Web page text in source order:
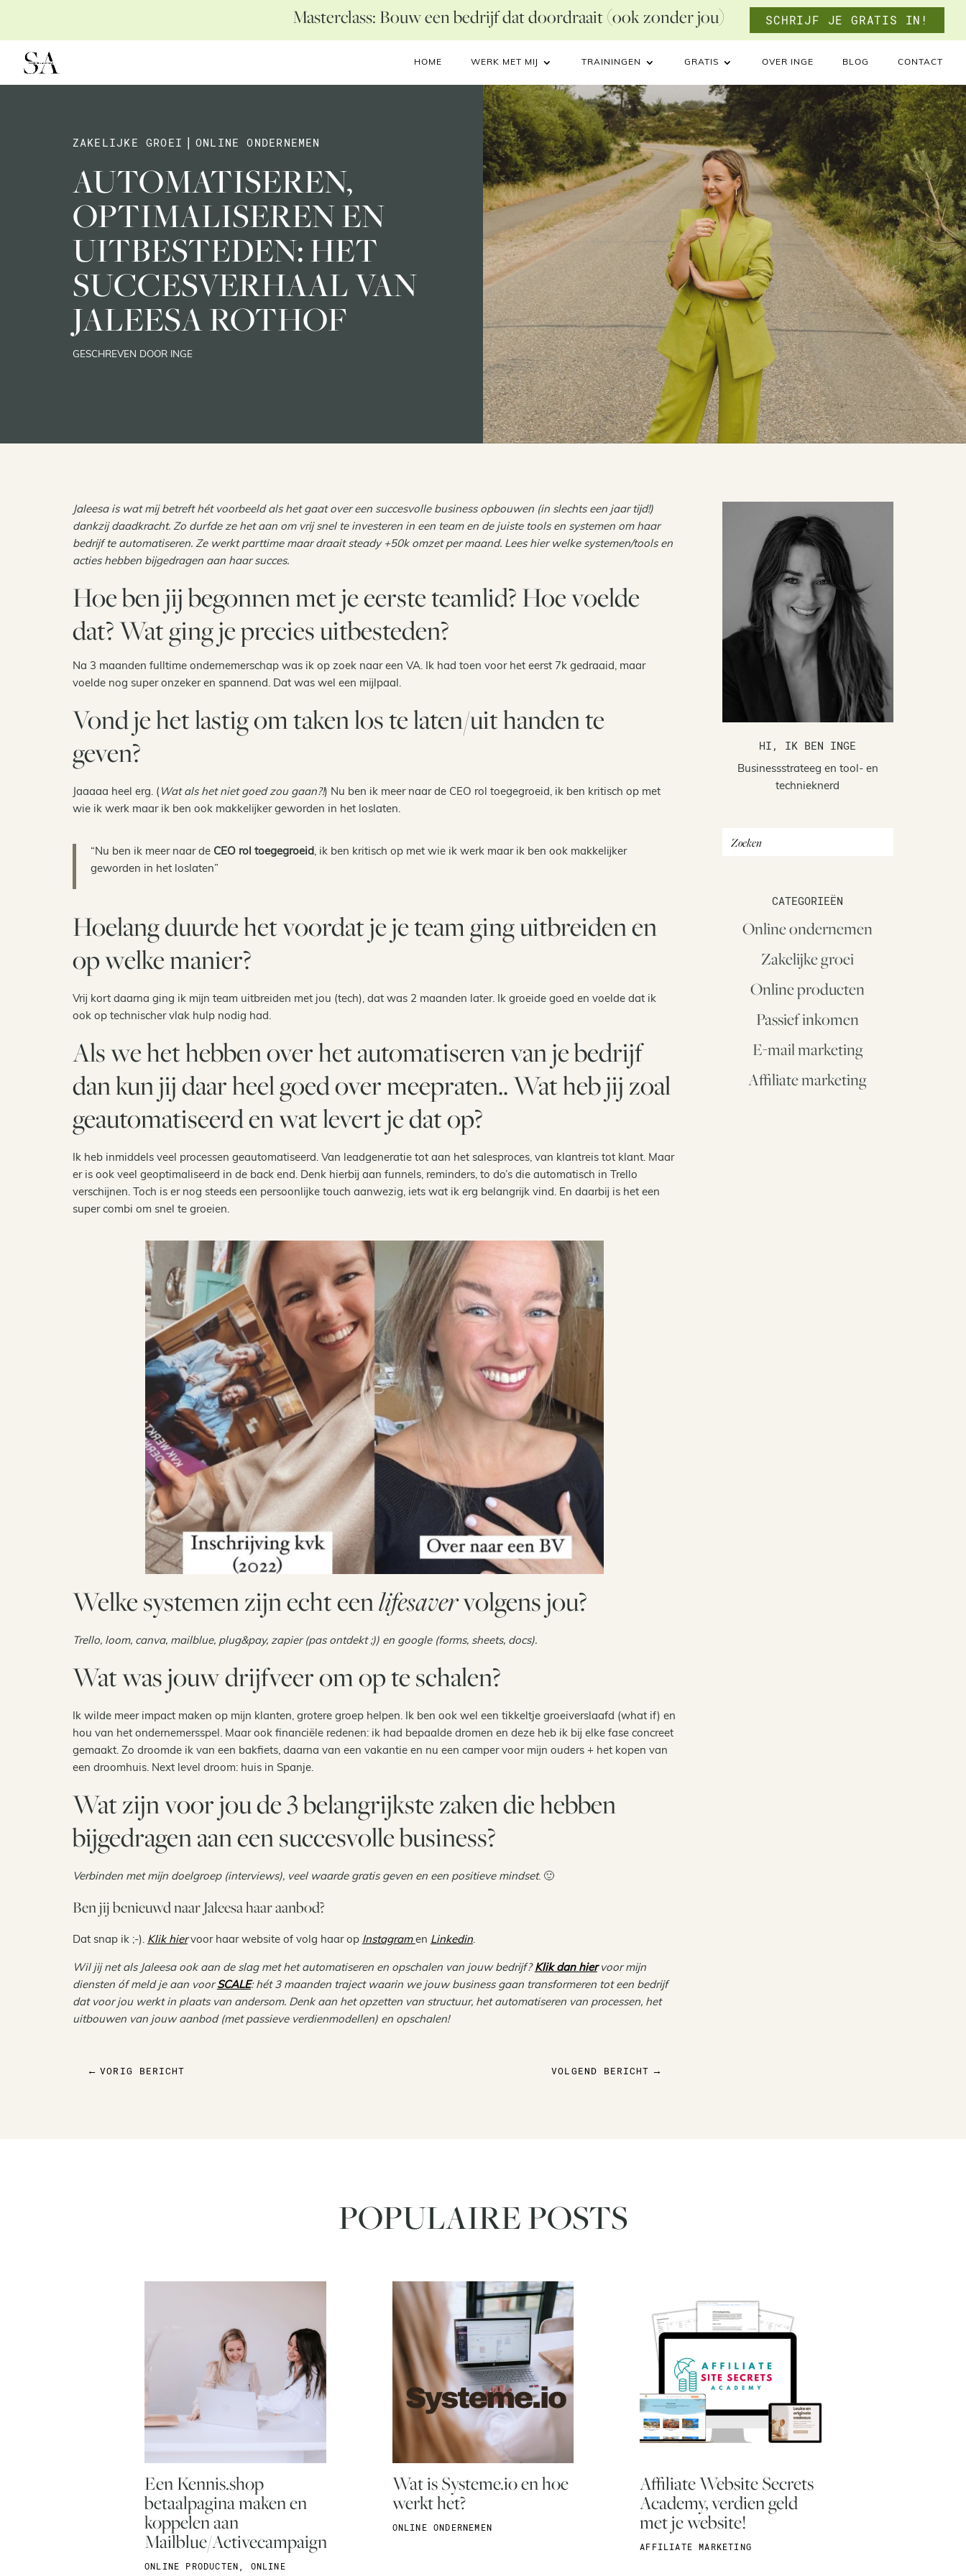
Masterclass: Bouw een bedrijf dat doordraait (ook zonder jou) SCHRIJF JE GRATIS IN!
HOME WERK MET MIJ TRAININGEN GRATIS OVER INGE BLOG CONTACT
ZAKELIJKE GROEI ONLINE ONDERNEMEN
AUTOMATISEREN,
OPTIMALISEREN EN
UITBESTEDEN: HET
SUCCESVERHAAL VAN
JALEESA ROTHOF
GESCHREVEN DOOR INGE
Jaleesa is wat mij betreft hét voorbeeld als het gaat over een succesvolle business opbouwen (in slechts een jaar tijd!)
dankzij daadkracht. Zo durfde ze het aan om vrij snel te investeren in een team en de juiste tools en systemen om haar
bedrijf te automatiseren. Ze werkt parttime maar draait steady +50k omzet per maand. Lees hier welke systemen/tools en
acties hebben bijgedragen aan haar succes.
Hoe ben jij begonnen met je eerste teamlid? Hoe voelde
dat? Wat ging je precies uitbesteden?
Na 3 maanden fulltime ondernemerschap was ik op zoek naar een VA. Ik had toen voor het eerst 7k gedraaid, maar
voelde nog super onzeker en spannend. Dat was wel een mijlpaal.
Vond je het lastig om taken los te laten/uit handen te
geven?
Jaaaaa heel erg. ( Wat als het niet goed zou gaan?!) Nu ben ik meer naar de CEO rol toegegroeid, ik ben kritisch op met
wie ik werk maar ik ben ook makkelijker geworden in het loslaten.
“Nu ben ik meer naar de CEO rol toegegroeid , ik ben kritisch op met wie ik werk maar ik ben ook makkelijker
geworden in het loslaten”
Hoelang duurde het voordat je je team ging uitbreiden en
op welke manier?
Vrij kort daarna ging ik mijn team uitbreiden met jou (tech), dat was 2 maanden later. Ik groeide goed en voelde dat ik
ook op technischer vlak hulp nodig had.
Als we het hebben over het automatiseren van je bedrijf
dan kun jij daar heel goed over meepraten.. Wat heb jij zoal
geautomatiseerd en wat levert je dat op?
Ik heb inmiddels veel processen geautomatiseerd. Van leadgeneratie tot aan het salesproces, van klantreis tot klant. Maar
er is ook veel geoptimaliseerd in de back end. Denk hierbij aan funnels, reminders, to do’s die automatisch in Trello
verschijnen. Toch is er nog steeds een persoonlijke touch aanwezig, iets wat ik erg belangrijk vind. En daarbij is het een
super combi om snel te groeien.
Welke systemen zijn echt eenlifesavervolgens jou?
Trello, loom, canva, mailblue, plug&pay, zapier (pas ontdekt ;)) en google (forms, sheets, docs).
Wat was jouw drijfveer om op te schalen?
Ik wilde meer impact maken op mijn klanten, grotere groep helpen. Ik ben ook wel een tikkeltje groeiverslaafd (what if) en
hou van het ondernemersspel. Maar ook financiële redenen: ik had bepaalde dromen en deze heb ik bij elke fase concreet
gemaakt. Zo droomde ik van een bakfiets, daarna van een vakantie en nu een camper voor mijn ouders + het kopen van
een droomhuis. Next level droom: huis in Spanje.
Wat zijn voor jou de 3 belangrijkste zaken die hebben
bijgedragen aan een succesvolle business?
Verbinden met mijn doelgroep (interviews), veel waarde gratis geven en een positieve mindset. 🙂
Ben jij benieuwd naar Jaleesa haar aanbod?
Dat snap ik ;-). Klik hiervoor haar website of volg haar op Instagram en Linkedin.
Wil jij net als Jaleesa ook aan de slag met het automatiseren en opschalen van jouw bedrijf? Klik dan hiervoor mijn
diensten óf meld je aan voorSCALE: hét 3 maanden traject waarin we jouw business gaan transformeren tot een bedrijf
dat voor jou werkt in plaats van andersom. Denk aan het opzetten van structuur, het automatiseren van processen, het
uitbouwen van jouw aanbod (met passieve verdienmodellen) en opschalen!
←VORIG BERICHT VOLGEND BERICHT →
HI, IK BEN INGE
Businessstrateeg en tool- en
technieknerd
CATEGORIEËN
Online ondernemen
Zakelijke groei
Online producten
Passief inkomen
E-mail marketing
Affiliate marketing
POPULAIRE POSTS
Een Kennis.shop
betaalpagina maken en
koppelen aan
Mailblue/Activecampaign
ONLINE PRODUCTEN
ONLINE
Wat is Systeme.io en hoe
werkt het?
ONLINE ONDERNEMEN
Affiliate Website Secrets
Academy, verdien geld
met je website!
AFFILIATE MARKETING